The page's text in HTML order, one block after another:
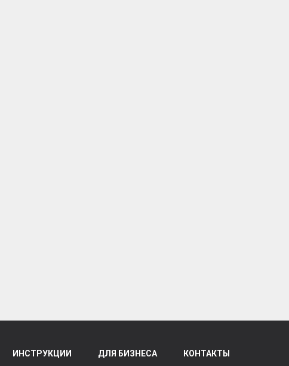
ИНСТРУКЦИИ ДЛЯ БИЗНЕСА КОНТАКТЫ